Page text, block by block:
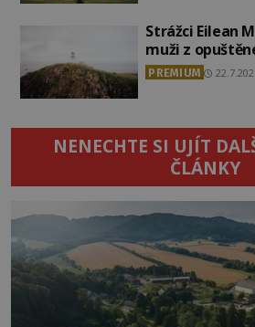
Strážci Eilean
muži z
PREMIUM
NENECHTE SI UJÍT
ČLÁNKY